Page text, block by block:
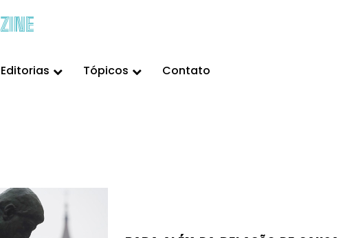
ZINE
Editorias Tópicos Contato